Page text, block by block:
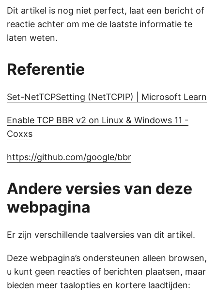
Dit artikel is nog niet perfect, laat een bericht of
reactie achter om me de laatste informatie te
laten weten.
Referentie
Set-NetTCPSetting (NetTCPIP) | Microsoft Learn
Enable TCP BBR v2 on Linux & Windows 11 -
Coxxs
https://github.com/google/bbr
Andere versies van deze
webpagina
Er zijn verschillende taalversies van dit artikel.
Deze webpagina’s ondersteunen alleen browsen,
u kunt geen reacties of berichten plaatsen, maar
bieden meer taalopties en kortere laadtijden: